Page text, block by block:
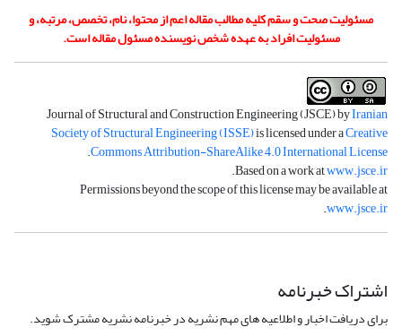
مسئولیت صحت و سقم کلیه مطالب مقاله اعم از محتوا، نام، تخصص، مرتبه، و
مسئولیت افراد به عهده شخص نویسنده مسئول مقاله است.
Journal of Structural and Construction Engineering (JSCE) byIranian
Society of Structural Engineering (ISSE)is licensed under aCreative
Commons Attribution-ShareAlike 4.0 International License
.
Based on a work atwww.jsce.ir
.
Permissions beyond the scope of this license may be available at
www.jsce.ir
.
اشتراک خبرنامه
برای دریافت اخبار و اطلاعیه های مهم نشریه در خبرنامه نشریه مشترک شوید.